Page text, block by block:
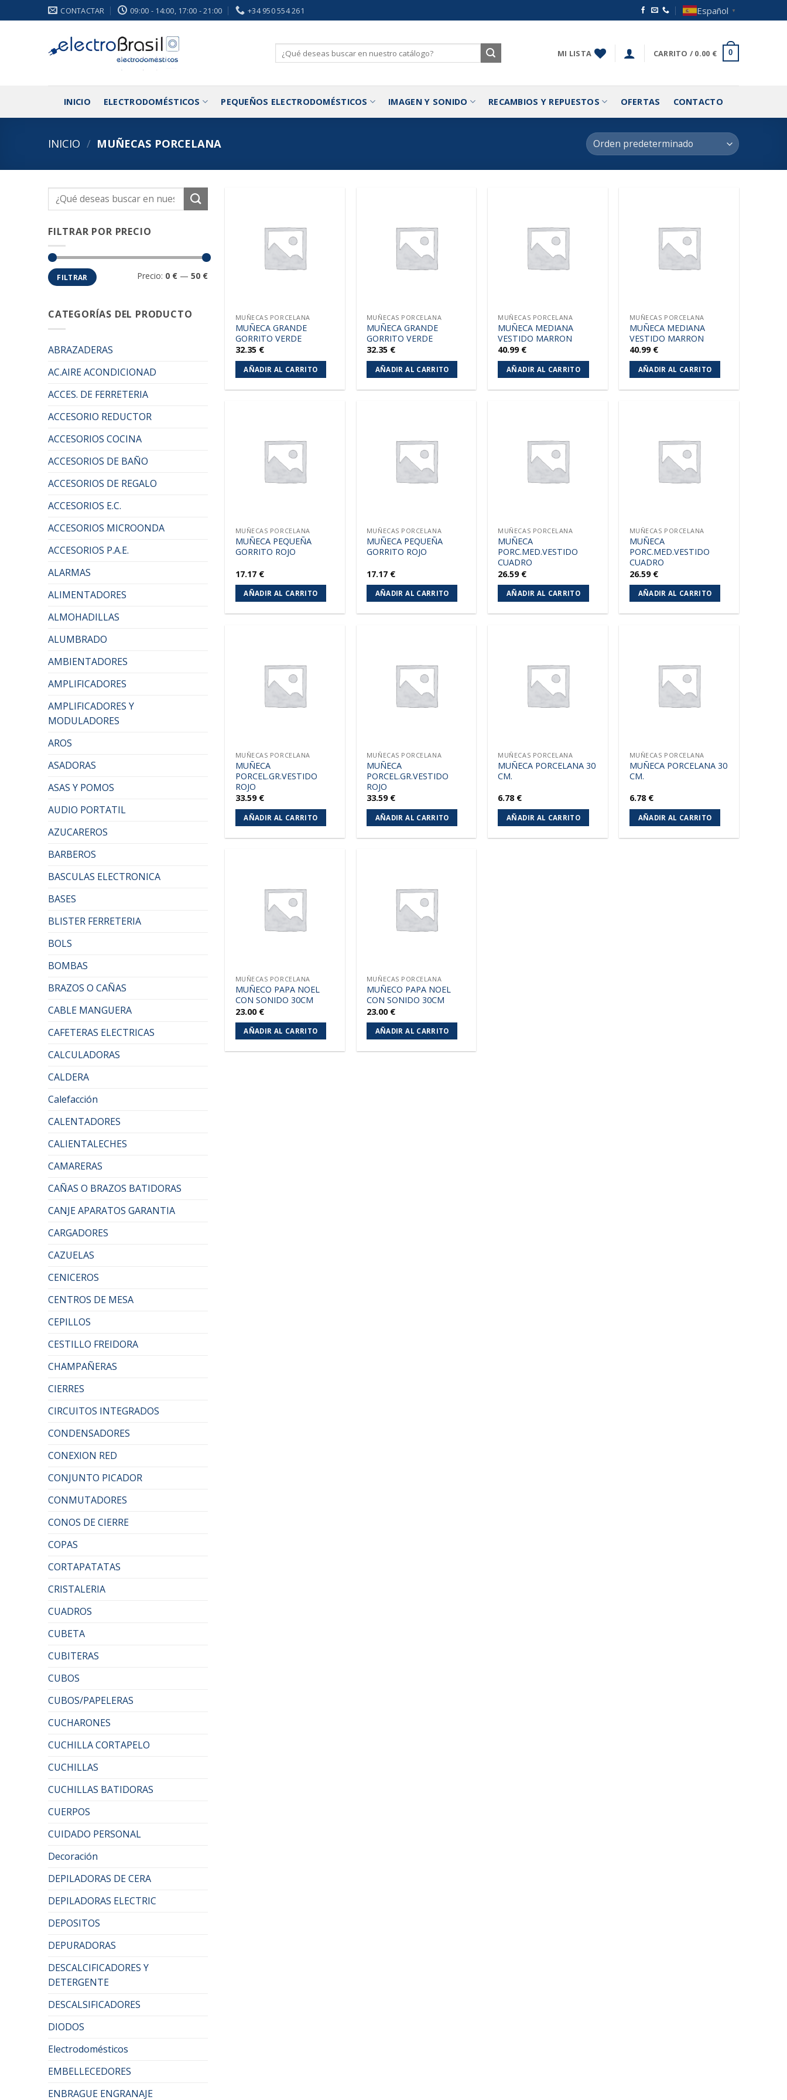
al
CONTACTAR 09:00 - 14:00, 17:00 - 21:00 +34 950 554 261 Español ▼
Buscar
por:
MI LISTA CARRITO / 0.00 € 0
INICIO ELECTRODOMÉSTICOS PEQUEÑOS ELECTRODOMÉSTICOS IMAGEN Y SONIDO RECAMBIOS Y REPUESTOS OFERTAS CONTACTO
INICIO / MUÑECAS PORCELANA
Buscar
por:
FILTRAR POR PRECIO
Precio
mínimo
Precio
máximo
FILTRAR Precio: 0 €— 50 €
CATEGORÍAS DEL PRODUCTO
ABRAZADERAS
AC.AIRE ACONDICIONAD
ACCES. DE FERRETERIA
ACCESORIO REDUCTOR
ACCESORIOS COCINA
ACCESORIOS DE BAÑO
ACCESORIOS DE REGALO
ACCESORIOS E.C.
ACCESORIOS MICROONDA
ACCESORIOS P.A.E.
ALARMAS
ALIMENTADORES
ALMOHADILLAS
ALUMBRADO
AMBIENTADORES
AMPLIFICADORES
AMPLIFICADORES Y
MODULADORES
AROS
ASADORAS
ASAS Y POMOS
AUDIO PORTATIL
AZUCAREROS
BARBEROS
BASCULAS ELECTRONICA
BASES
BLISTER FERRETERIA
BOLS
BOMBAS
BRAZOS O CAÑAS
CABLE MANGUERA
CAFETERAS ELECTRICAS
CALCULADORAS
CALDERA
Calefacción
CALENTADORES
CALIENTALECHES
CAMARERAS
CAÑAS O BRAZOS BATIDORAS
CANJE APARATOS GARANTIA
CARGADORES
CAZUELAS
CENICEROS
CENTROS DE MESA
CEPILLOS
CESTILLO FREIDORA
CHAMPAÑERAS
CIERRES
CIRCUITOS INTEGRADOS
CONDENSADORES
CONEXION RED
CONJUNTO PICADOR
CONMUTADORES
CONOS DE CIERRE
COPAS
CORTAPATATAS
CRISTALERIA
CUADROS
CUBETA
CUBITERAS
CUBOS
CUBOS/PAPELERAS
CUCHARONES
CUCHILLA CORTAPELO
CUCHILLAS
CUCHILLAS BATIDORAS
CUERPOS
CUIDADO PERSONAL
Decoración
DEPILADORAS DE CERA
DEPILADORAS ELECTRIC
DEPOSITOS
DEPURADORAS
DESCALCIFICADORES Y
DETERGENTE
DESCALSIFICADORES
DIODOS
Electrodomésticos
EMBELLECEDORES
ENBRAGUE ENGRANAJE
MUÑECAS PORCELANA
MUÑECA GRANDE
GORRITO VERDE
32.35 €
AÑADIR AL CARRITO
MUÑECAS PORCELANA
MUÑECA GRANDE
GORRITO VERDE
32.35 €
AÑADIR AL CARRITO
MUÑECAS PORCELANA
MUÑECA MEDIANA
VESTIDO MARRON
40.99 €
AÑADIR AL CARRITO
MUÑECAS PORCELANA
MUÑECA MEDIANA
VESTIDO MARRON
40.99 €
AÑADIR AL CARRITO
MUÑECAS PORCELANA
MUÑECA PEQUEÑA
GORRITO ROJO
17.17 €
AÑADIR AL CARRITO
MUÑECAS PORCELANA
MUÑECA PEQUEÑA
GORRITO ROJO
17.17 €
AÑADIR AL CARRITO
MUÑECAS PORCELANA
MUÑECA
PORC.MED.VESTIDO
CUADRO
26.59 €
AÑADIR AL CARRITO
MUÑECAS PORCELANA
MUÑECA
PORC.MED.VESTIDO
CUADRO
26.59 €
AÑADIR AL CARRITO
MUÑECAS PORCELANA
MUÑECA
PORCEL.GR.VESTIDO
ROJO
33.59 €
AÑADIR AL CARRITO
MUÑECAS PORCELANA
MUÑECA
PORCEL.GR.VESTIDO
ROJO
33.59 €
AÑADIR AL CARRITO
MUÑECAS PORCELANA
MUÑECA PORCELANA 30
CM.
6.78 €
AÑADIR AL CARRITO
MUÑECAS PORCELANA
MUÑECA PORCELANA 30
CM.
6.78 €
AÑADIR AL CARRITO
MUÑECAS PORCELANA
MUÑECO PAPA NOEL
CON SONIDO 30CM
23.00 €
AÑADIR AL CARRITO
MUÑECAS PORCELANA
MUÑECO PAPA NOEL
CON SONIDO 30CM
23.00 €
AÑADIR AL CARRITO